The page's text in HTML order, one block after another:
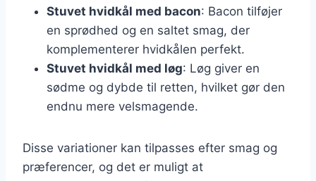
Stuvet hvidkål med bacon: Bacon tilføjer
en sprødhed og en saltet smag, der
komplementerer hvidkålen perfekt.
Stuvet hvidkål med løg: Løg giver en
sødme og dybde til retten, hvilket gør den
endnu mere velsmagende.
Disse variationer kan tilpasses efter smag og
præferencer, og det er muligt at